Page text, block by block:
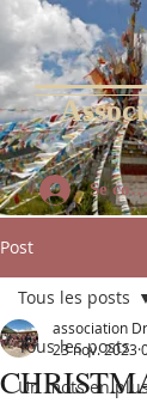
Se
Post
Tous les posts
Un mots en
Tous les posts
association
23 nov. 2023